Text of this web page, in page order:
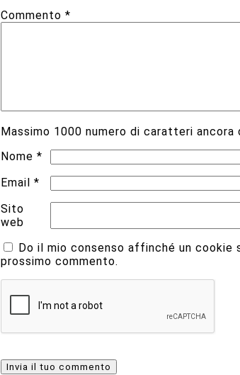
Commento*
Massimo 1000 numero di caratteri ancora
Nome*
Email*
Sito
web
Do il mio consenso affinché un cookie
prossimo commento.